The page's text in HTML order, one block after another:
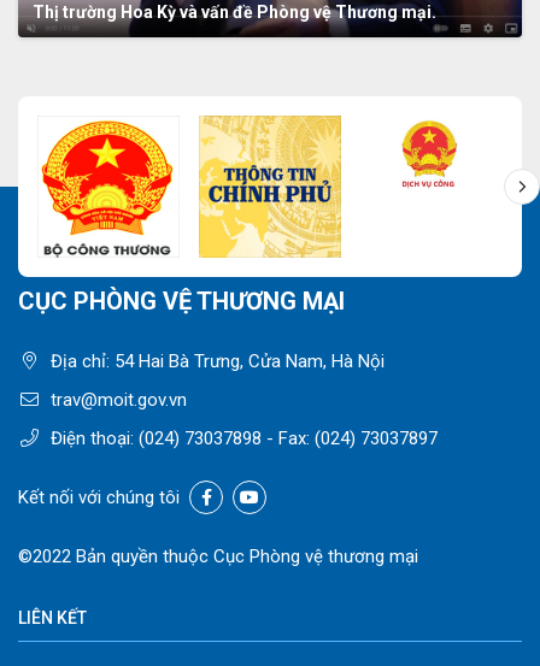
Thị trường Hoa Kỳ và vấn đề Phòng vệ Thương mại.
CỤC PHÒNG VỆ THƯƠNG MẠI
Địa chỉ: 54 Hai Bà Trưng, Cửa Nam, Hà Nội
trav@moit.gov.vn
Điện thoại: (024) 73037898 - Fax: (024) 73037897
Kết nối với chúng tôi
©2022 Bản quyền thuộc Cục Phòng vệ thương mại
LIÊN KẾT